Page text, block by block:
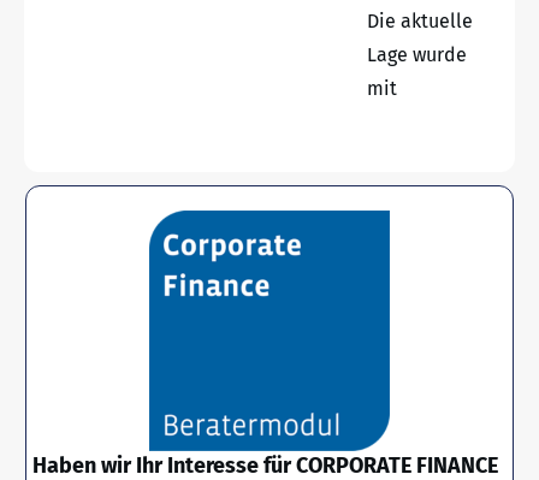
Die aktuelle
Lage wurde
mit
Haben wir Ihr Interesse für CORPORATE FINANCE